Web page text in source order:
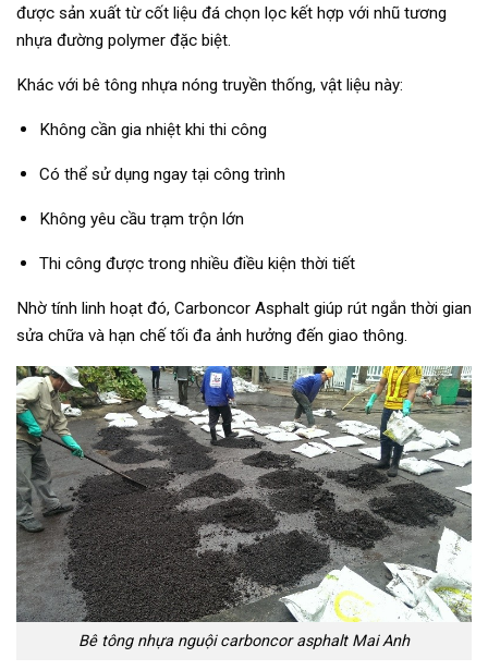
được sản xuất từ cốt liệu đá chọn lọc kết hợp với nhũ tương
nhựa đường polymer đặc biệt.
Khác với bê tông nhựa nóng truyền thống, vật liệu này:
Không cần gia nhiệt khi thi công
Có thể sử dụng ngay tại công trình
Không yêu cầu trạm trộn lớn
Thi công được trong nhiều điều kiện thời tiết
Nhờ tính linh hoạt đó, Carboncor Asphalt giúp rút ngắn thời gian
sửa chữa và hạn chế tối đa ảnh hưởng đến giao thông.
Bê tông nhựa nguội carboncor asphalt Mai Anh